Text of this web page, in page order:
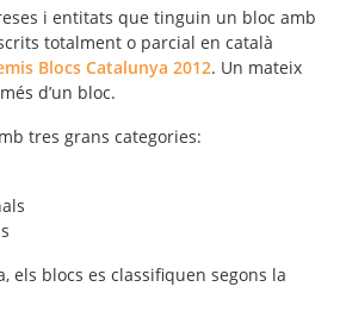
i entitats que tinguin un bloc amb
totalment o parcial en català
Blocs Catalunya 2012. Un mateix
d’un bloc.
tres grans categories:
els blocs es classifiquen segons la